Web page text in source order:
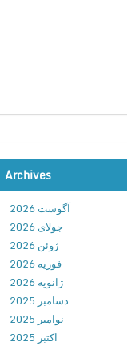
m
&
e
s
t
n
y
A
d
Archives
آگوست 2026
جولای 2026
ژوئن 2026
فوریه 2026
ژانویه 2026
دسامبر 2025
نوامبر 2025